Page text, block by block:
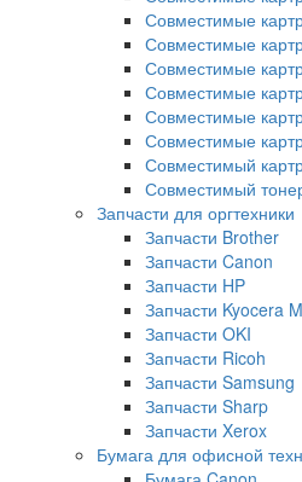
Совместимые
Совместимые
Совместимые
Совместимые
Совместимые
Совместимые
Совместимый
Совместимый
Запчасти для оргтехники
Запчасти Brother
Запчасти Canon
Запчасти HP
Запчасти Kyocera
Запчасти OKI
Запчасти Ricoh
Запчасти Samsung
Запчасти Sharp
Запчасти Xerox
Бумага для офисной